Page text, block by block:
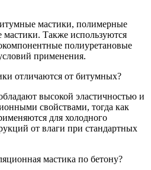
мастики, полимерные
Также используются
полиуретановые
применения.
отличаются от битумных?
высокой эластичностью и
свойствами, тогда как
для холодного
от влаги при стандартных
мастика по бетону?